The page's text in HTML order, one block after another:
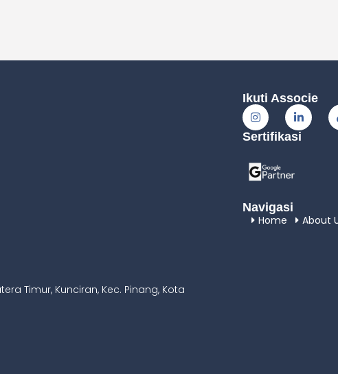
Timur, Kunciran, Kec. Pinang, Kota
Ikuti Associe
Sertifikasi
Navigasi
Home
About